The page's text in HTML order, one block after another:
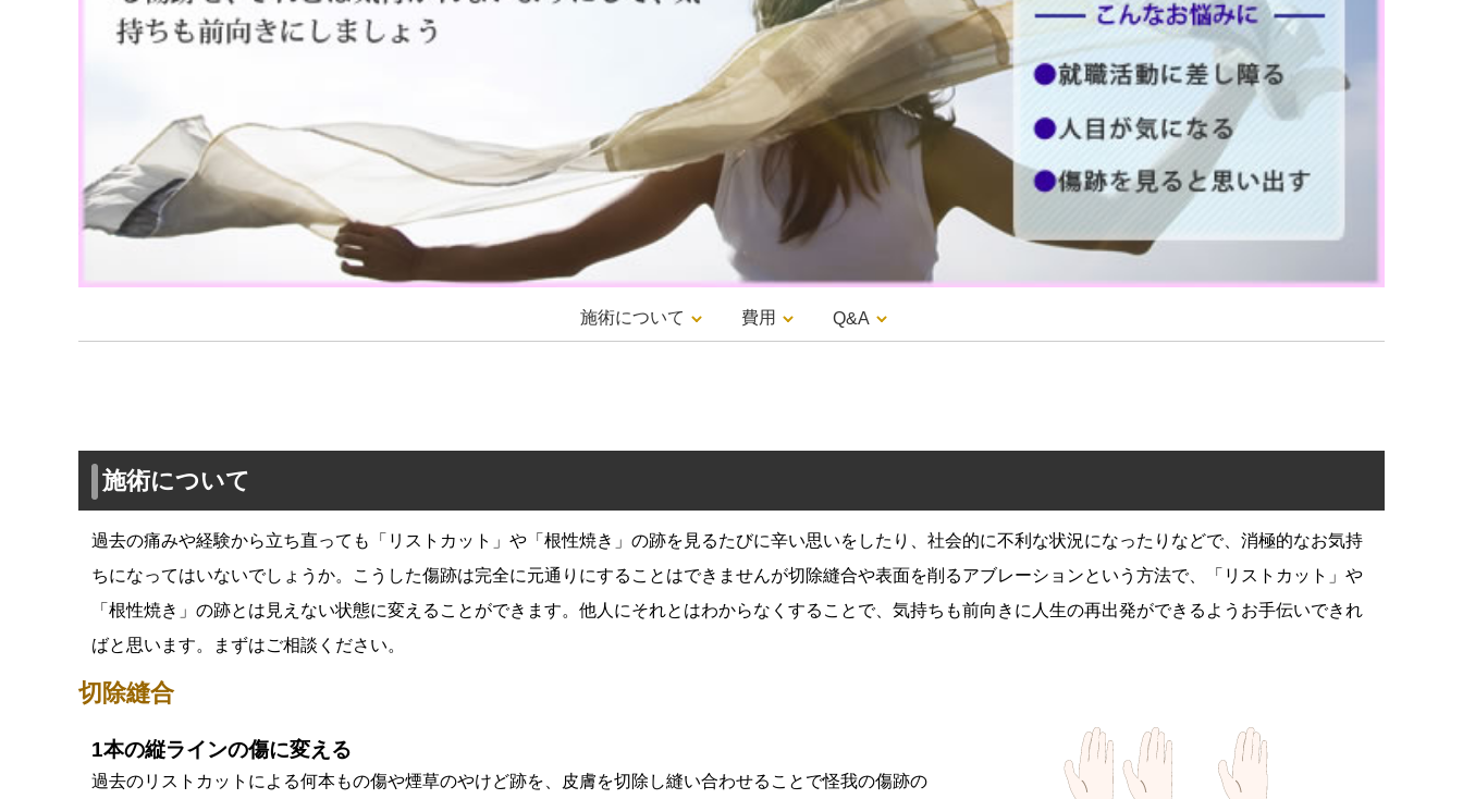
施術について 費用 Q&A
施術について
過去の痛みや経験から立ち直っても「リストカット」や「根性焼き」の跡を見るたびに辛い思いをしたり、社会的に不利な状況になったりなどで、消極的なお気持
ちになってはいないでしょうか。こうした傷跡は完全に元通りにすることはできませんが切除縫合や表面を削るアブレーションという方法で、「リストカット」や
「根性焼き」の跡とは見えない状態に変えることができます。他人にそれとはわからなくすることで、気持ちも前向きに人生の再出発ができるようお手伝いできれ
ばと思います。まずはご相談ください。
切除縫合
1本の縦ラインの傷に変える
過去のリストカットによる何本もの傷や煙草のやけど跡を、皮膚を切除し縫い合わせることで怪我の傷跡の